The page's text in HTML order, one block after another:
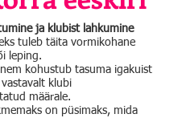
ja klubist lahkumine
tuleb täita vormikohane
leping.
kohustub tasuma igakuist
vastavalt klubi
määrale.
on püsimaks, mida